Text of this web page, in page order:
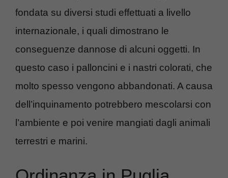
fondata su diversi studi effettuati a livello
internazionale, i quali dimostrano le
conseguenze dannose di alcuni oggetti. In
questo caso i palloncini e i nastri colorati, che
molto spesso vengono abbandonati. A causa
dell’inquinamento potrebbero mescolarsi con
l’ambiente e poi venire mangiati dagli animali
terrestri e marini.